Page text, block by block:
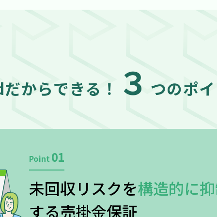
からできる！ ３ つのポ
Point 01
未回収リスクを構造的に
する売掛金保証